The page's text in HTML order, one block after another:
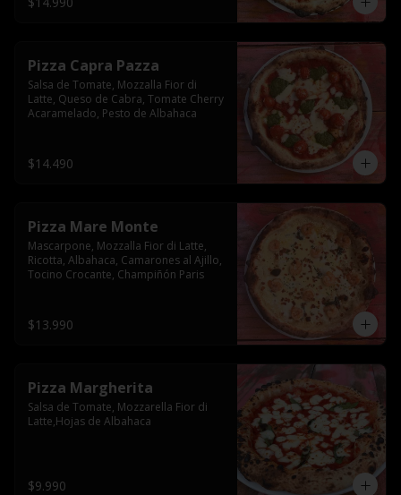
Pizza Capra Pazza
Salsa de Tomate, Mozzalla Fior di
Latte, Queso de Cabra, Tomate Cherry
Acaramelado, Pesto de Albahaca
$14.490
Pizza Mare Monte
Mascarpone, Mozzalla Fior di Latte,
Ricotta, Albahaca, Camarones al Ajillo,
Tocino Crocante, Champiñón Paris
$13.990
Pizza Margherita
Salsa de Tomate, Mozzarella Fior di
Latte,Hojas de Albahaca
$9.990